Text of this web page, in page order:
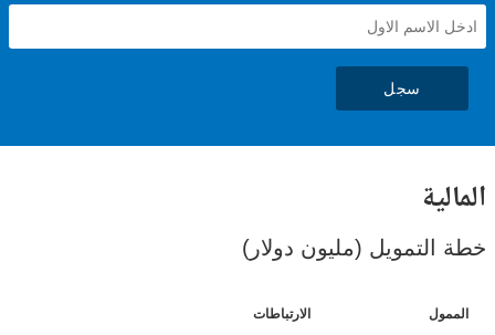
(مليون دولار)
الارتباطات